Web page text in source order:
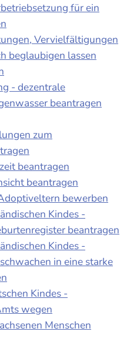
für ein
Vervielfältigungen
beglaubigen lassen
- dezentrale
beantragen
zum
beantragen
beantragen
bewerben
Kindes -
beantragen
Kindes -
in eine starke
Kindes -
wegen
Menschen